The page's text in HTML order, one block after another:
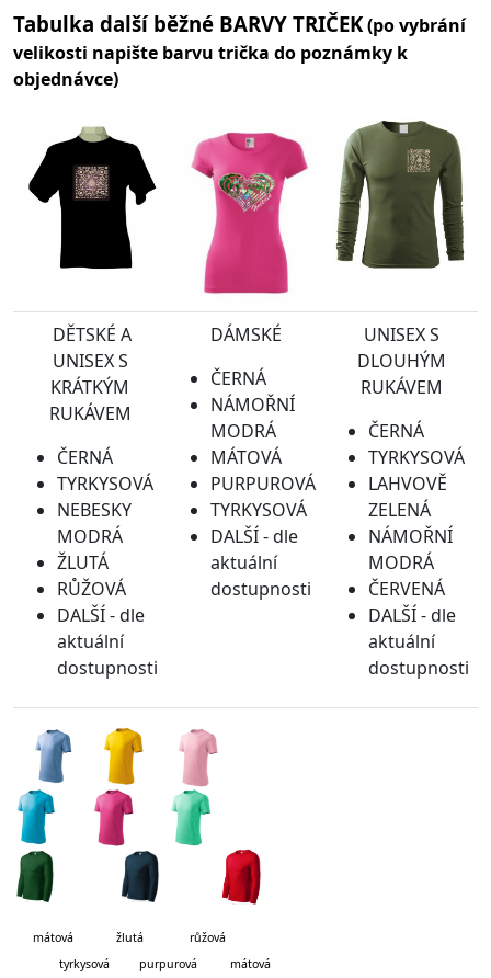
Tabulka další běžné BARVY TRIČEK(po vybrání
velikosti napište barvu trička do poznámky k
objednávce)
DĚTSKÉ A
UNISEX S
KRÁTKÝM
RUKÁVEM
ČERNÁ
TYRKYSOVÁ
NEBESKY
MODRÁ
ŽLUTÁ
RŮŽOVÁ
DALŠÍ - dle
aktuální
dostupnosti
DÁMSKÉ
ČERNÁ
NÁMOŘNÍ
MODRÁ
MÁTOVÁ
PURPUROVÁ
TYRKYSOVÁ
DALŠÍ - dle
aktuální
dostupnosti
UNISEX S
DLOUHÝM
RUKÁVEM
ČERNÁ
TYRKYSOVÁ
LAHVOVĚ
ZELENÁ
NÁMOŘNÍ
MODRÁ
ČERVENÁ
DALŠÍ - dle
aktuální
dostupnosti
mátová
žlutá růžová
tyrkysová purpurová mátová